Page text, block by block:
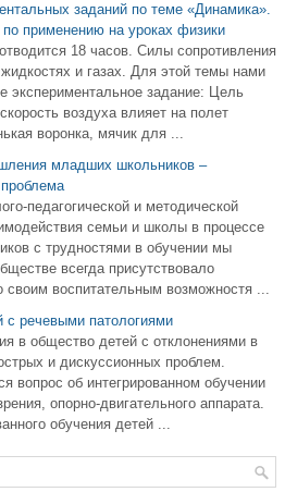
заданий по теме «Динамика».
применению на уроках физики
18 часов. Силы сопротивления
и газах. Для этой темы нами
задание: Цель
воздуха влияет на полет
воронка, мячик для ...
младших школьников –
педагогической и методической
семьи и школы в процессе
с трудностями в обучении мы
всегда присутствовало
своим воспитательным возможностя ...
с речевыми патологиями
в общество детей с отклонениями в
и дискуссионных проблем.
вопрос об интегрированном обучении
опорно-двигательного аппарата.
обучения детей ...